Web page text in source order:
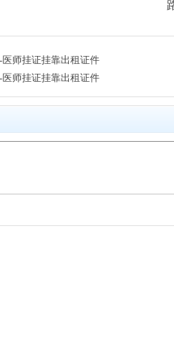
师挂证挂靠出租证件
师挂证挂靠出租证件